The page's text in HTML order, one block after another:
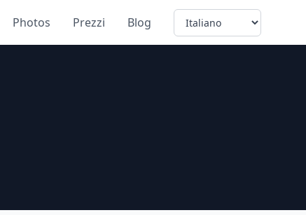
Photos Prezzi Blog Language